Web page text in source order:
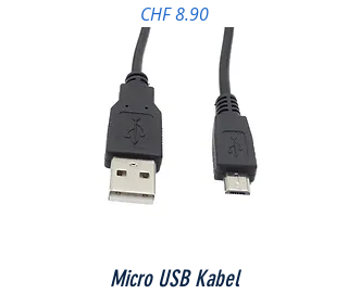
Preis
CHF 8.90
Micro USB Kabel